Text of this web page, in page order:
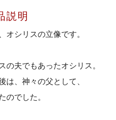
説明
オシリスの立像です。
の夫でもあったオシリス。
は、神々の父として、
のでした。